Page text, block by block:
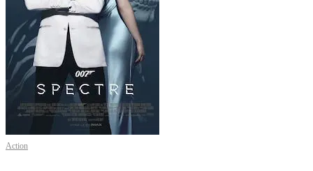
Action